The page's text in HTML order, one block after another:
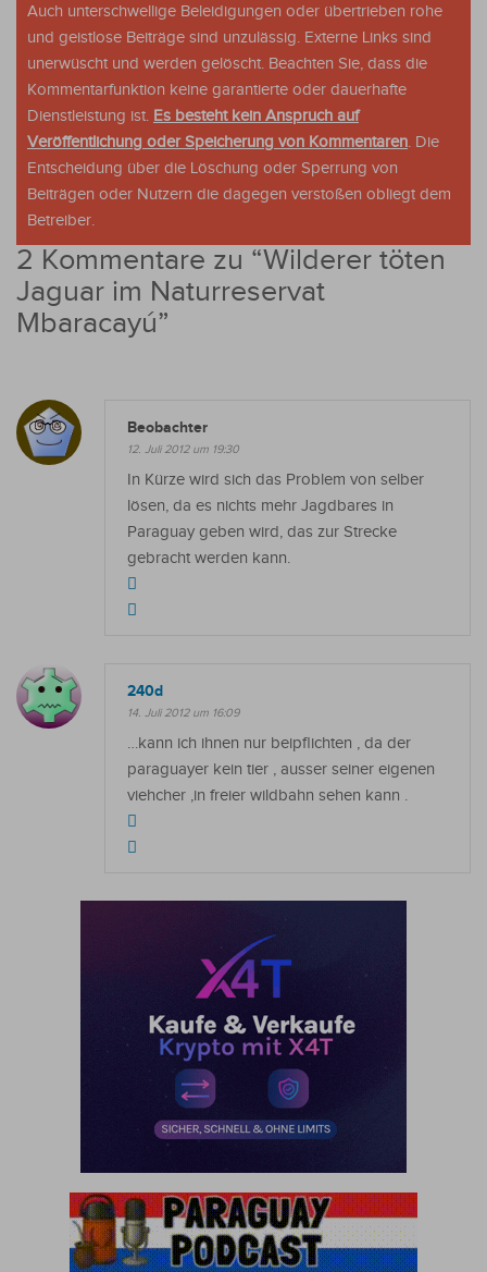
Auch unterschwellige Beleidigungen oder übertrieben rohe
und geistlose Beiträge sind unzulässig. Externe Links sind
unerwüscht und werden gelöscht. Beachten Sie, dass die
Kommentarfunktion keine garantierte oder dauerhafte
Dienstleistung ist. Es besteht kein Anspruch auf
Veröffentlichung oder Speicherung von Kommentaren. Die
Entscheidung über die Löschung oder Sperrung von
Beiträgen oder Nutzern die dagegen verstoßen obliegt dem
Betreiber.
2 Kommentare zu “Wilderer töten
Jaguar im Naturreservat
Mbaracayú”
Beobachter
12. Juli 2012 um 19:30
In Kürze wird sich das Problem von selber
lösen, da es nichts mehr Jagdbares in
Paraguay geben wird, das zur Strecke
gebracht werden kann.
240d
14. Juli 2012 um 16:09
…kann ich ihnen nur beipflichten , da der
paraguayer kein tier , ausser seiner eigenen
viehcher ,in freier wildbahn sehen kann .